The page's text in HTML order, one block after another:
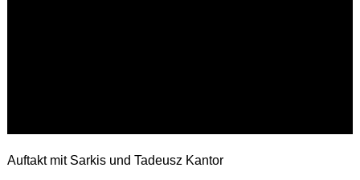
Auftakt mit Sarkis und Tadeusz Kantor